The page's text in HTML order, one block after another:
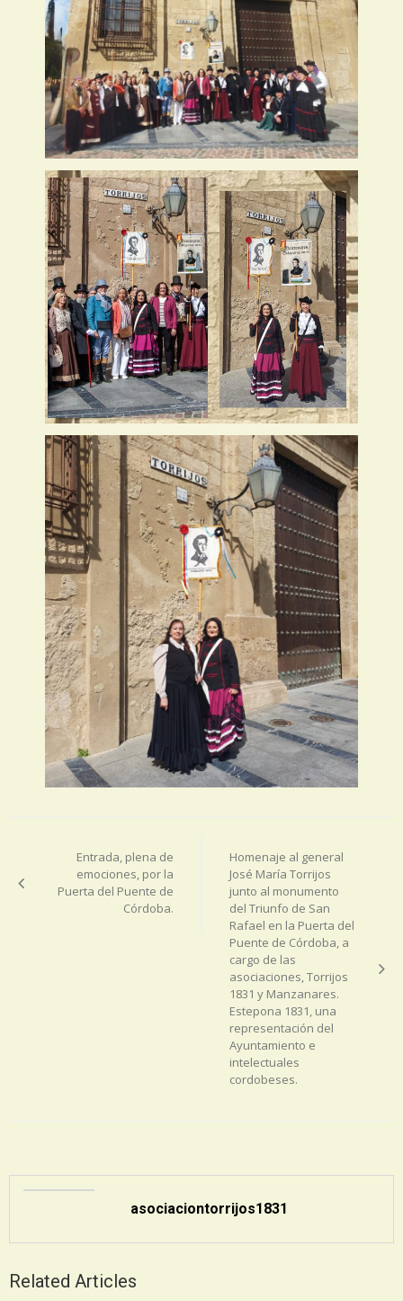
entradasEntrada, plena de
emociones, por la
Puerta del Puente de
Córdoba.
Homenaje al general
José María Torrijos
junto al monumento
del Triunfo de San
Rafael en la Puerta del
Puente de Córdoba, a
cargo de las
asociaciones, Torrijos
1831 y Manzanares.
Estepona 1831, una
representación del
Ayuntamiento e
intelectuales
cordobeses.
asociaciontorrijos1831
Related Articles